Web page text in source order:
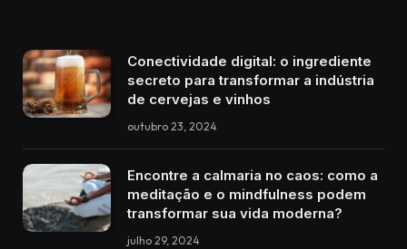
Conectividade digital: o ingrediente
secreto para transformar a indústria
de cervejas e vinhos
outubro 23, 2024
Encontre a calmaria no caos: como a
meditação e o mindfulness podem
transformar sua vida moderna?
julho 29, 2024